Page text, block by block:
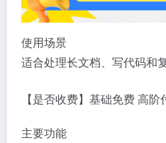
使用场景
适合处理长文档、写代码和
【是否收费】基础免费 高阶
主要功能